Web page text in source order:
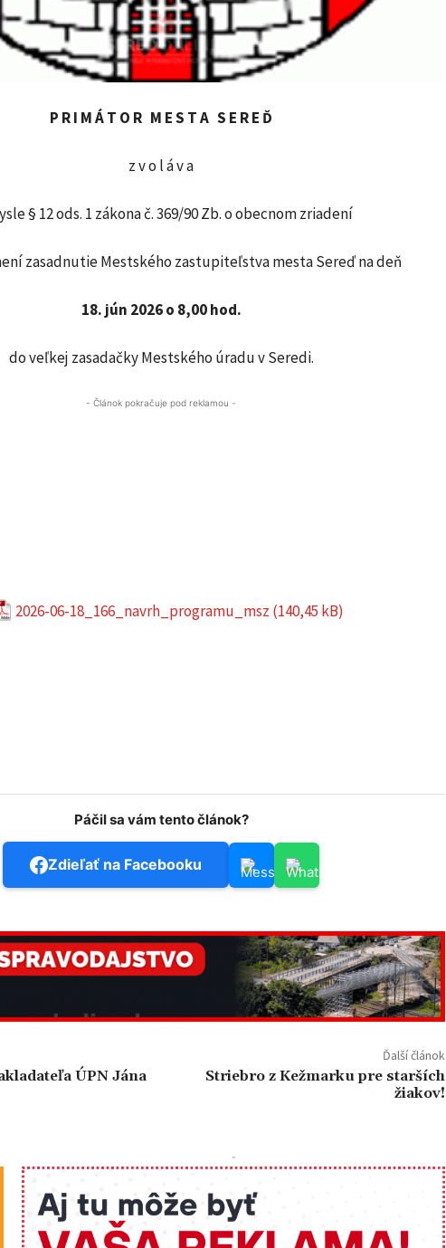
P R I M Á T O R M E S T A S E R E Ď
z v o l á v a
§ 12 ods. 1 zákona č. 369/90 Zb. o obecnom zriadení
zasadnutie Mestského zastupiteľstva mesta Sereď na deň
18. jún 2026 o 8,00 hod.
do veľkej zasadačky Mestského úradu v Seredi.
- Článok pokračuje pod reklamou -
2026-06-18_166_navrh_programu_msz
Páčil sa vám tento článok?
Zdieľať na Facebooku
ÚPN Jána
Ďalší článok
Striebro z Kežmarku pre starších
žiakov!
-